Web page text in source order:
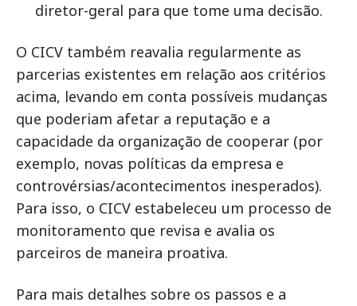
diretor-geral para que tome uma decisão.
O CICV também reavalia regularmente as
parcerias existentes em relação aos critérios
acima, levando em conta possíveis mudanças
que poderiam afetar a reputação e a
capacidade da organização de cooperar (por
exemplo, novas políticas da empresa e
controvérsias/acontecimentos inesperados).
Para isso, o CICV estabeleceu um processo de
monitoramento que revisa e avalia os
parceiros de maneira proativa.
Para mais detalhes sobre os passos e a